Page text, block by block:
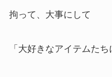
拘って、大事にして
「大好きなアイテムたち